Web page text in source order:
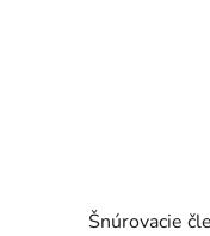
Šnúrovacie